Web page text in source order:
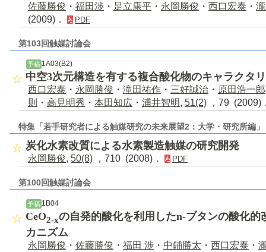
佐藤勝俊 ・ 福田渉 ・ 足立康平 ・ 永岡勝俊 ・ 西口宏泰 ・
(2009)．
PDF
第103回触媒討論会
予稿 1A03(B2)
中空3次元構造を有する複合酸化物のキャラクタ
西口宏泰 ・ 永岡勝俊 ・ 滝田祐作 ・ 三好誠治 ・ 原田浩一郎
則
・ 高見明秀 ・ 本田知広 ・ 浦井智明, 51(2) ，79 (2009)
特集「若手研究者による触媒研究の未来展望2：大学・研究所編」
炭化水素改質による水素製造触媒の研究開発
永岡勝俊, 50(8) ，710 (2008)． PDF
第100回触媒討論会
予稿1B04
CeO2-xの自発的酸化を利用したn-ブタンの酸化的
カニズム
永岡勝俊 ・ 佐藤勝俊 ・ 福田 渉 ・ 中鋪勝太 ・ 西口宏泰 ・